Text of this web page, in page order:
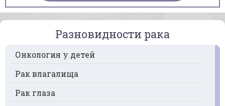
Разновидности рака
Онкология у детей
Рак влагалища
Рак глаза